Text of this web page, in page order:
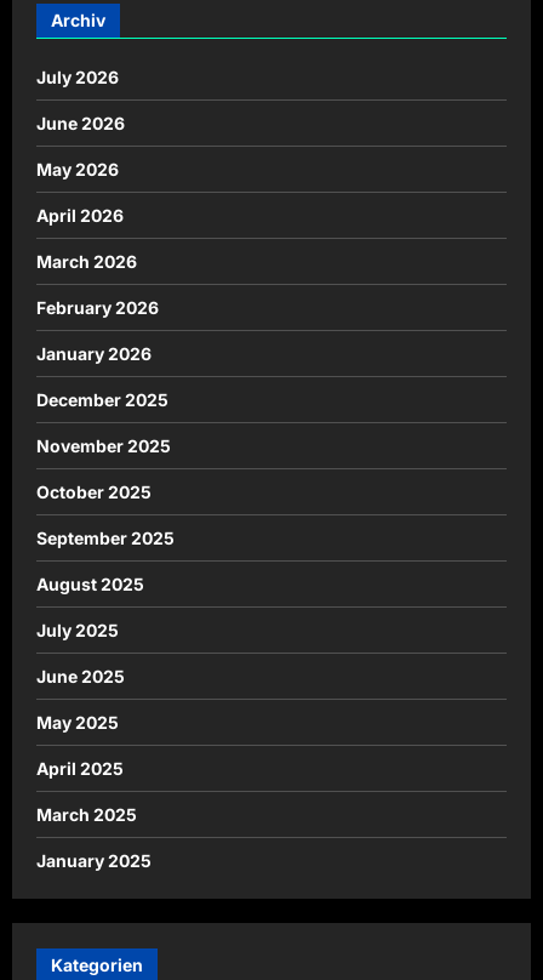
Archiv
July 2026
June 2026
May 2026
April 2026
March 2026
February 2026
January 2026
December 2025
November 2025
October 2025
September 2025
August 2025
July 2025
June 2025
May 2025
April 2025
March 2025
January 2025
Kategorien